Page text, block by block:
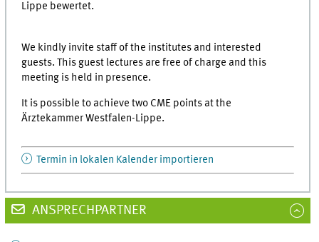
Lippe bewertet.
We kindly invite staff of the institutes and interested
guests. This guest lectures are free of charge and this
meeting is held in presence.
It is possible to achieve two CME points at the
Ärztekammer Westfalen-Lippe.
Termin in lokalen Kalender importieren
ANSPRECHPARTNER